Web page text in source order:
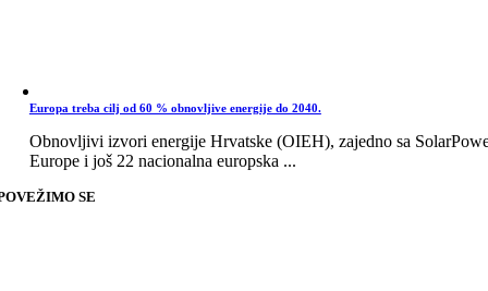
Europa treba cilj od 60 % obnovljive energije do 2040.
Obnovljivi izvori energije Hrvatske (OIEH), zajedno sa
Europe i još 22 nacionalna europska ...
SE